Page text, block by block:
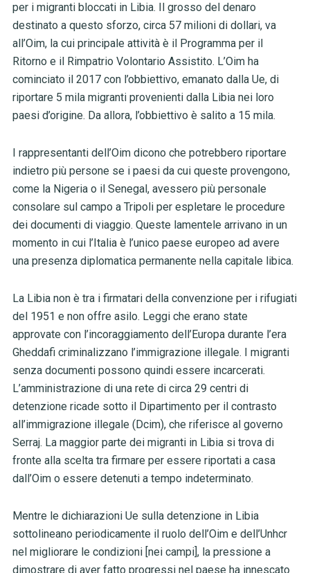
per i migranti bloccati in Libia. Il grosso del denaro
destinato a questo sforzo, circa 57 milioni di dollari, va
all’Oim, la cui principale attività è il Programma per il
Ritorno e il Rimpatrio Volontario Assistito. L’Oim ha
cominciato il 2017 con l’obbiettivo, emanato dalla Ue, di
riportare 5 mila migranti provenienti dalla Libia nei loro
paesi d’origine. Da allora, l’obbiettivo è salito a 15 mila.
I rappresentanti dell’Oim dicono che potrebbero riportare
indietro più persone se i paesi da cui queste provengono,
come la Nigeria o il Senegal, avessero più personale
consolare sul campo a Tripoli per espletare le procedure
dei documenti di viaggio. Queste lamentele arrivano in un
momento in cui l’Italia è l’unico paese europeo ad avere
una presenza diplomatica permanente nella capitale libica.
La Libia non è tra i firmatari della convenzione per i rifugiati
del 1951 e non offre asilo. Leggi che erano state
approvate con l’incoraggiamento dell’Europa durante l’era
Gheddafi criminalizzano l’immigrazione illegale. I migranti
senza documenti possono quindi essere incarcerati.
L’amministrazione di una rete di circa 29 centri di
detenzione ricade sotto il Dipartimento per il contrasto
all’immigrazione illegale (Dcim), che riferisce al governo
Serraj. La maggior parte dei migranti in Libia si trova di
fronte alla scelta tra firmare per essere riportati a casa
dall’Oim o essere detenuti a tempo indeterminato.
Mentre le dichiarazioni Ue sulla detenzione in Libia
sottolineano periodicamente il ruolo dell’Oim e dell’Unhcr
nel migliorare le condizioni [nei campi], la pressione a
dimostrare di aver fatto progressi nel paese ha innescato